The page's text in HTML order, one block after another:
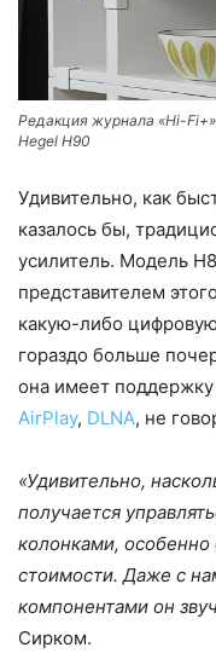
Редакция журнала «Hi-
Hegel H90
Удивительно, как
казалось бы,
усилитель. Модель
представителем
какую-либо
гораздо больше
она имеет
AirPlay, DLNA, не
«Удивительно,
получается
колонками,
стоимости. Даже с
компонентами он
Сирком.